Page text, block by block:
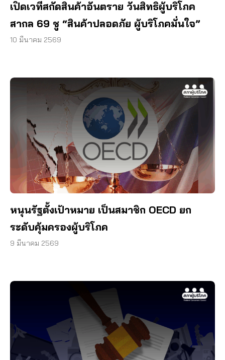
เปิดเวทีสกัดสินค้าอันตราย วันสิทธิผู้บริโภค
สากล 69 ชู “สินค้าปลอดภัย ผู้บริโภคมั่นใจ”
10 มีนาคม 2569
หนุนรัฐตั้งเป้าหมาย เป็นสมาชิก OECD ยก
ระดับคุ้มครองผู้บริโภค
9 มีนาคม 2569